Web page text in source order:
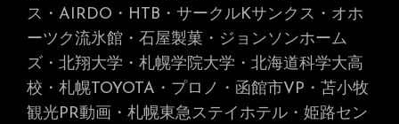
ス・AIRDO・HTB・サークルKサンクス・オホ
ーツク流氷館・石屋製菓・ジョンソンホーム
ズ・北翔大学・札幌学院大学・北海道科学大高
校・札幌TOYOTA・プロノ・函館市VP・苫小牧
観光PR動画・札幌東急ステイホテル・姫路セン